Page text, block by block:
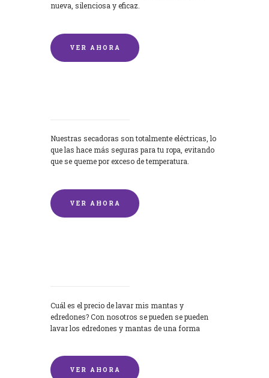
nueva, silenciosa y eficaz.
VER AHORA
Nuestras secadoras son totalmente eléctricas, lo
que las hace más seguras para tu ropa, evitando
que se queme por exceso de temperatura.
VER AHORA
Cuál es el precio de lavar mis mantas y
edredones? Con nosotros se pueden se pueden
lavar los edredones y mantas de una forma
VER AHORA